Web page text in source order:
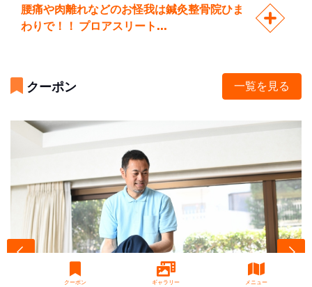
腰痛や肉離れなどのお怪我は鍼灸整骨院ひま
わりで！！ プロアスリート...
クーポン 一覧を見る
クーポン ギャラリー メニュー